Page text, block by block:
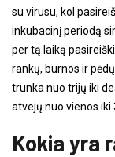
su virusu, kol
inkubacinį periodą
per tą laiką
rankų, burnos ir
trunka nuo trijų iki
atvejų nuo vienos iki
Kokia yra